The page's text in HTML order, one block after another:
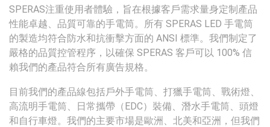
SPERAS注重使用者體驗，旨在根據客戶需求量身定制產品
性能卓越、品質可靠的手電筒。所有 SPERAS LED 手電筒
的製造均符合防水和抗衝擊方面的 ANSI 標準。我們制定了
嚴格的品質控管程序，以確保 SPERAS 客戶可以 100% 信
賴我們的產品符合所有廣告規格。
目前我們的產品線包括戶外手電筒、打獵手電筒、戰術燈、
高流明手電筒、日常攜帶（EDC）裝備、潛水手電筒、頭燈
和自行車燈。我們的主要市場是歐洲、北美和亞洲，但我們